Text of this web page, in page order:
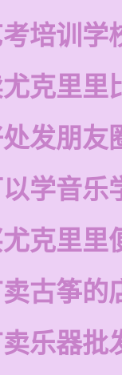
培训学
克里里
发朋友
学音乐
克里里
古筝的
乐器批